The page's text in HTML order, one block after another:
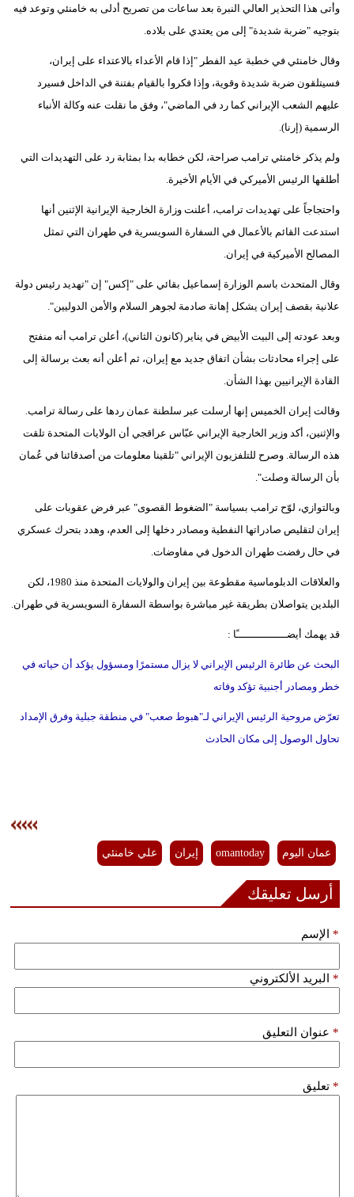
وأتى هذا التحذير العالي النبرة بعد ساعات من تصريح أدلى به خامنئي وتوعد فيه
بتوجيه "ضربة شديدة" إلى من يعتدي على بلاده.
وقال خامنئي في خطبة عيد الفطر "إذا قام الأعداء بالاعتداء على إيران،
فسيتلقون ضربة شديدة وقوية، وإذا فكروا بالقيام بفتنة في الداخل فسيرد
عليهم الشعب الإيراني كما رد في الماضي"، وفق ما نقلت عنه وكالة الأنباء
الرسمية (إرنا).
ولم يذكر خامنئي ترامب صراحة، لكن خطابه بدا بمثابة رد على التهديدات التي
أطلقها الرئيس الأميركي في الأيام الأخيرة.
واحتجاجاً على تهديدات ترامب، أعلنت وزارة الخارجية الإيرانية الإثنين أنها
استدعت القائم بالأعمال في السفارة السويسرية في طهران التي تمثل
المصالح الأميركية في إيران.
وقال المتحدث باسم الوزارة إسماعيل بقائي على "إكس" إن "تهديد رئيس دولة
علانية بقصف إيران يشكل إهانة صادمة لجوهر السلام والأمن الدوليين".
وبعد عودته إلى البيت الأبيض في يناير (كانون الثاني)، أعلن ترامب أنه منفتح
على إجراء محادثات بشأن اتفاق جديد مع إيران، ثم أعلن أنه بعث برسالة إلى
القادة الإيرانيين بهذا الشأن.
وقالت إيران الخميس إنها أرسلت عبر سلطنة عمان ردها على رسالة ترامب.
والإثنين، أكد وزير الخارجية الإيراني عبّاس عراقجي أن الولايات المتحدة تلقت
هذه الرسالة. وصرح للتلفزيون الإيراني "تلقينا معلومات من أصدقائنا في عُمان
بأن الرسالة وصلت".
وبالتوازي، لوّح ترامب بسياسة "الضغوط القصوى" عبر فرض عقوبات على
إيران لتقليص صادراتها النفطية ومصادر دخلها إلى العدم، وهدد بتحرك عسكري
في حال رفضت طهران الدخول في مفاوضات.
والعلاقات الدبلوماسية مقطوعة بين إيران والولايات المتحدة منذ 1980، لكن
البلدين يتواصلان بطريقة غير مباشرة بواسطة السفارة السويسرية في طهران.
قد يهمك أيضــــــــــــــــًا :
البحث عن طائرة الرئيس الإيراني لا يزال مستمرًا ومسؤول يؤكد أن حياته في
خطر ومصادر أجنبية تؤكد وفاته
تعرّض مروحية الرئيس الإيراني لـ"هبوط صعب" في منطقة جبلية وفرق الإمداد
تحاول الوصول إلى مكان الحادث
عمان اليوم omantoday إيران علي خامنئي
أرسل تعليقك
الإسم *
البريد الألكتروني *
عنوان التعليق *
تعليق *